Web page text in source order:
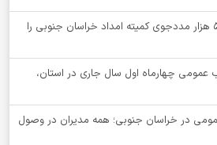
«کیمیاگران»، بینایی بیش از ۵ هزار مددجوی کمیته امداد خراسان جنوبی را
عمومی چهارماه اول سال جاری در استان،
عمومی در خراسان جنوبی؛ همه مدیران در وصول